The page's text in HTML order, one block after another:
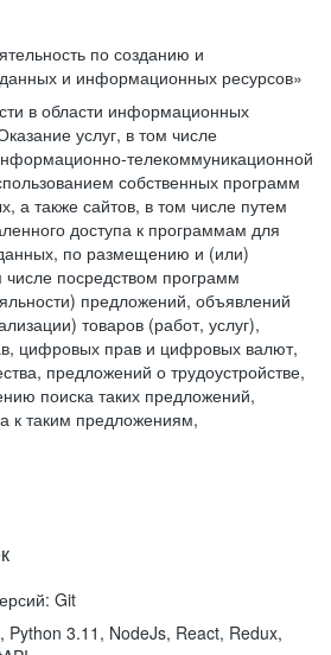
по созданию и
и информационных ресурсов»
в области информационных
услуг, в том числе
телекоммуникационной
собственных программ
а также сайтов, в том числе путем
доступа к программам для
по размещению и (или)
посредством программ
предложений, объявлений
товаров (работ, услуг),
цифровых прав и цифровых валют,
предложений о трудоустройстве,
поиска таких предложений,
к таким предложениям,
Git
Python 3.11, NodeJs, React, Redux,